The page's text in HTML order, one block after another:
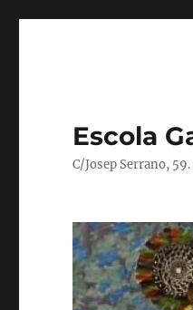
Escola
C/Josep Serrano,